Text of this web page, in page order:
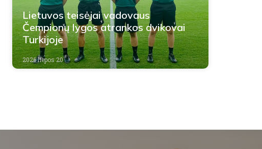
Lietuvos teisėjai vadovaus
Čempionų lygos atrankos dvikovai
Turkijoje
2026 liepos 20